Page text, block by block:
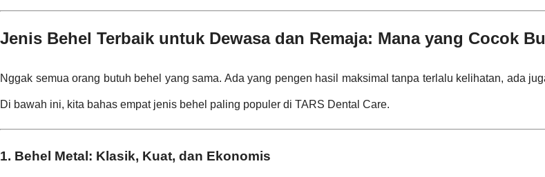
Jenis Behel Terbaik untuk Dewasa dan Remaja: Mana yang Cocok
Nggak semua orang butuh behel yang sama. Ada yang pengen hasil maksimal tanpa terlalu kelihatan, ada
Di bawah ini, kita bahas empat jenis behel paling populer di TARS Dental Care.
1. Behel Metal: Klasik, Kuat, dan Ekonomis